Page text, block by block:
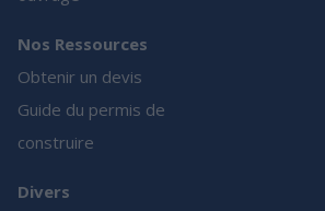
Nos Ressources
Obtenir un devis
Guide du permis de
construire
Divers